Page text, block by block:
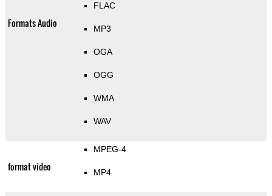
Formats Audio
FLAC
MP3
OGA
OGG
WMA
WAV
format video
MPEG-4
MP4